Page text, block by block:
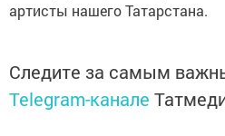
артисты нашего Татарстана.
Следите за самым
Telegram-канале